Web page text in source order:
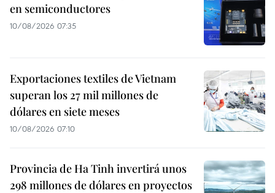
en semiconductores
10/08/2026 07:35
Exportaciones textiles de Vietnam
superan los 27 mil millones de
dólares en siete meses
10/08/2026 07:10
Provincia de Ha Tinh invertirá unos
298 millones de dólares en proyectos